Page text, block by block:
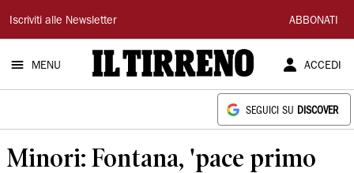
Il
Tirreno
Iscriviti alle Newsletter ABBONATI
MENU ACCEDI
SEGUICI SU DISCOVER
Minori: Fontana, 'pace primo